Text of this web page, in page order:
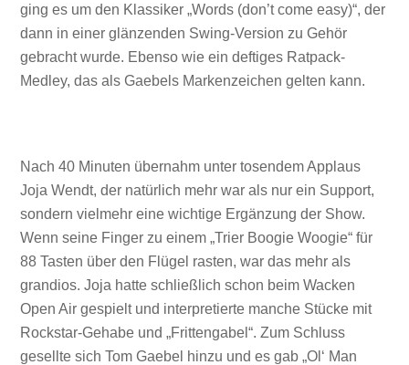
ging es um den Klassiker „Words (don’t come easy)“, der
dann in einer glänzenden Swing-Version zu Gehör
gebracht wurde. Ebenso wie ein deftiges Ratpack-
Medley, das als Gaebels Markenzeichen gelten kann.
Nach 40 Minuten übernahm unter tosendem Applaus
Joja Wendt, der natürlich mehr war als nur ein Support,
sondern vielmehr eine wichtige Ergänzung der Show.
Wenn seine Finger zu einem „Trier Boogie Woogie“ für
88 Tasten über den Flügel rasten, war das mehr als
grandios. Joja hatte schließlich schon beim Wacken
Open Air gespielt und interpretierte manche Stücke mit
Rockstar-Gehabe und „Frittengabel“. Zum Schluss
gesellte sich Tom Gaebel hinzu und es gab „Ol‘ Man